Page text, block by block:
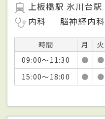
上板橋駅 氷川台駅
内科
脳神経内科
時間 月 火
09:00～11:30
● ●
15:00～18:00
● ●